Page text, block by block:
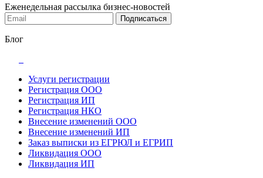
Еженедельная рассылка бизнес-новостей
Подписаться
Блог
Услуги регистрации
Регистрация ООО
Регистрация ИП
Регистрация НКО
Внесение изменений ООО
Внесение изменений ИП
Заказ выписки из ЕГРЮЛ и ЕГРИП
Ликвидация ООО
Ликвидация ИП